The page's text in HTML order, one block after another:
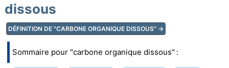
dissous
DÉFINITION DE "CARBONE ORGANIQUE DISSOUS" →
Sommaire pour "carbone organique dissous" :